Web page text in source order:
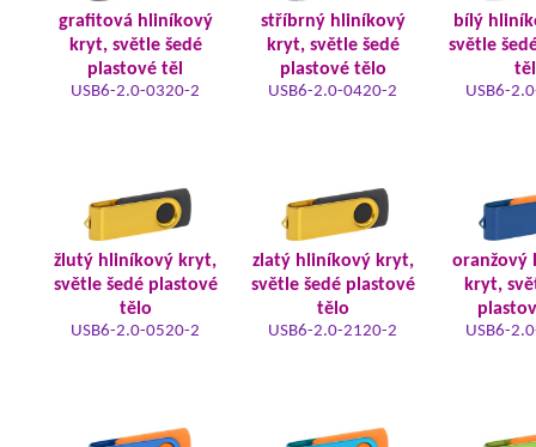
grafitová hliníkový
kryt, světle šedé
plastové těl
USB6-2.0-0320-2
stříbrný hliníkový
kryt, světle šedé
plastové tělo
USB6-2.0-0420-2
bílý
světle
USB6-
žlutý hliníkový kryt,
světle šedé plastové
tělo
USB6-2.0-0520-2
zlatý hliníkový kryt,
světle šedé plastové
tělo
USB6-2.0-2120-2
oranžový
kryt,
USB6-